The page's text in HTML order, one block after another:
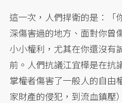
這一次，人們捍衛的是：「
深傷害過的地方、面對你曾
小小權利，尤其在你還沒有
前。人們抗議江宜樺是在抗
掌權者傷害了一般人的自由
家財產的侵犯，到流血鎮壓